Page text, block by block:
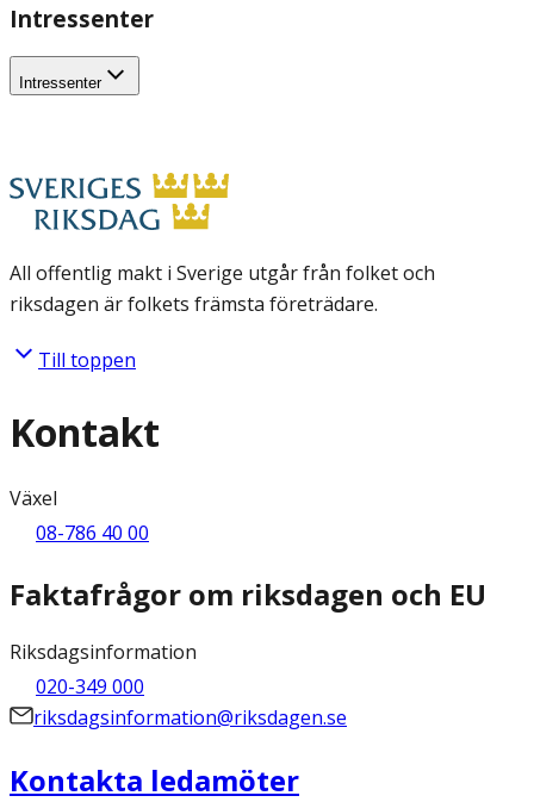
Intressenter
Intressenter
All offentlig makt i Sverige utgår från folket och
riksdagen är folkets främsta företrädare.
Till toppen
Kontakt
Växel
08-786 40 00
Faktafrågor om riksdagen och EU
Riksdagsinformation
020-349 000
riksdagsinformation@riksdagen.se
Kontakta ledamöter